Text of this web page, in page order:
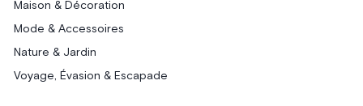
Maison & Décoration
Mode & Accessoires
Nature & Jardin
Voyage, Évasion & Escapade